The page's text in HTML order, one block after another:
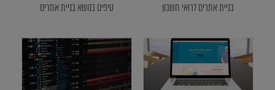
בניית אתרים לרואי חשבון טיפים בנושא בניית אתרים